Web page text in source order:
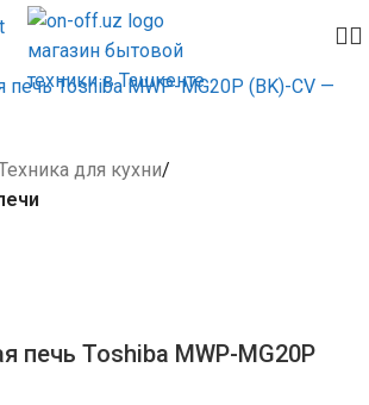
для кухни
печь Toshiba MWP-MG20P